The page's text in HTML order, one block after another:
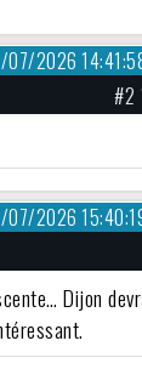
07/2026
#2
07/2026
Dijon